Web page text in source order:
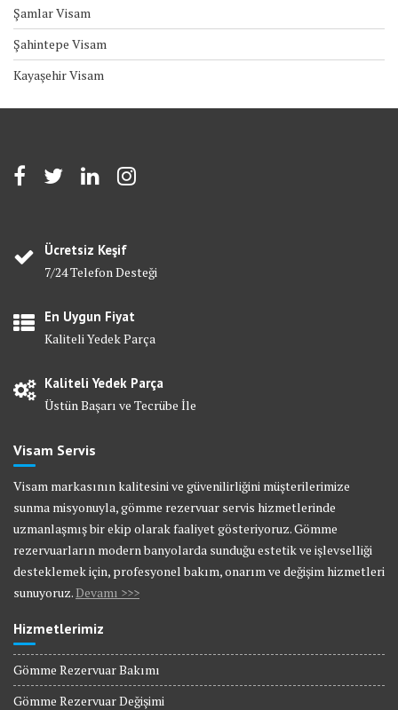
Şamlar Visam
Şahintepe Visam
Kayaşehir Visam
Ücretsiz Keşif
7/24 Telefon Desteği
En Uygun Fiyat
Kaliteli Yedek Parça
Kaliteli Yedek Parça
Üstün Başarı ve Tecrübe İle
Visam Servis
Visam markasının kalitesini ve güvenilirliğini müşterilerimize
sunma misyonuyla, gömme rezervuar servis hizmetlerinde
uzmanlaşmış bir ekip olarak faaliyet gösteriyoruz. Gömme
rezervuarların modern banyolarda sunduğu estetik ve işlevselliği
desteklemek için, profesyonel bakım, onarım ve değişim hizmetleri
sunuyoruz. Devamı >>>
Hizmetlerimiz
Gömme Rezervuar Bakımı
Gömme Rezervuar Değişimi